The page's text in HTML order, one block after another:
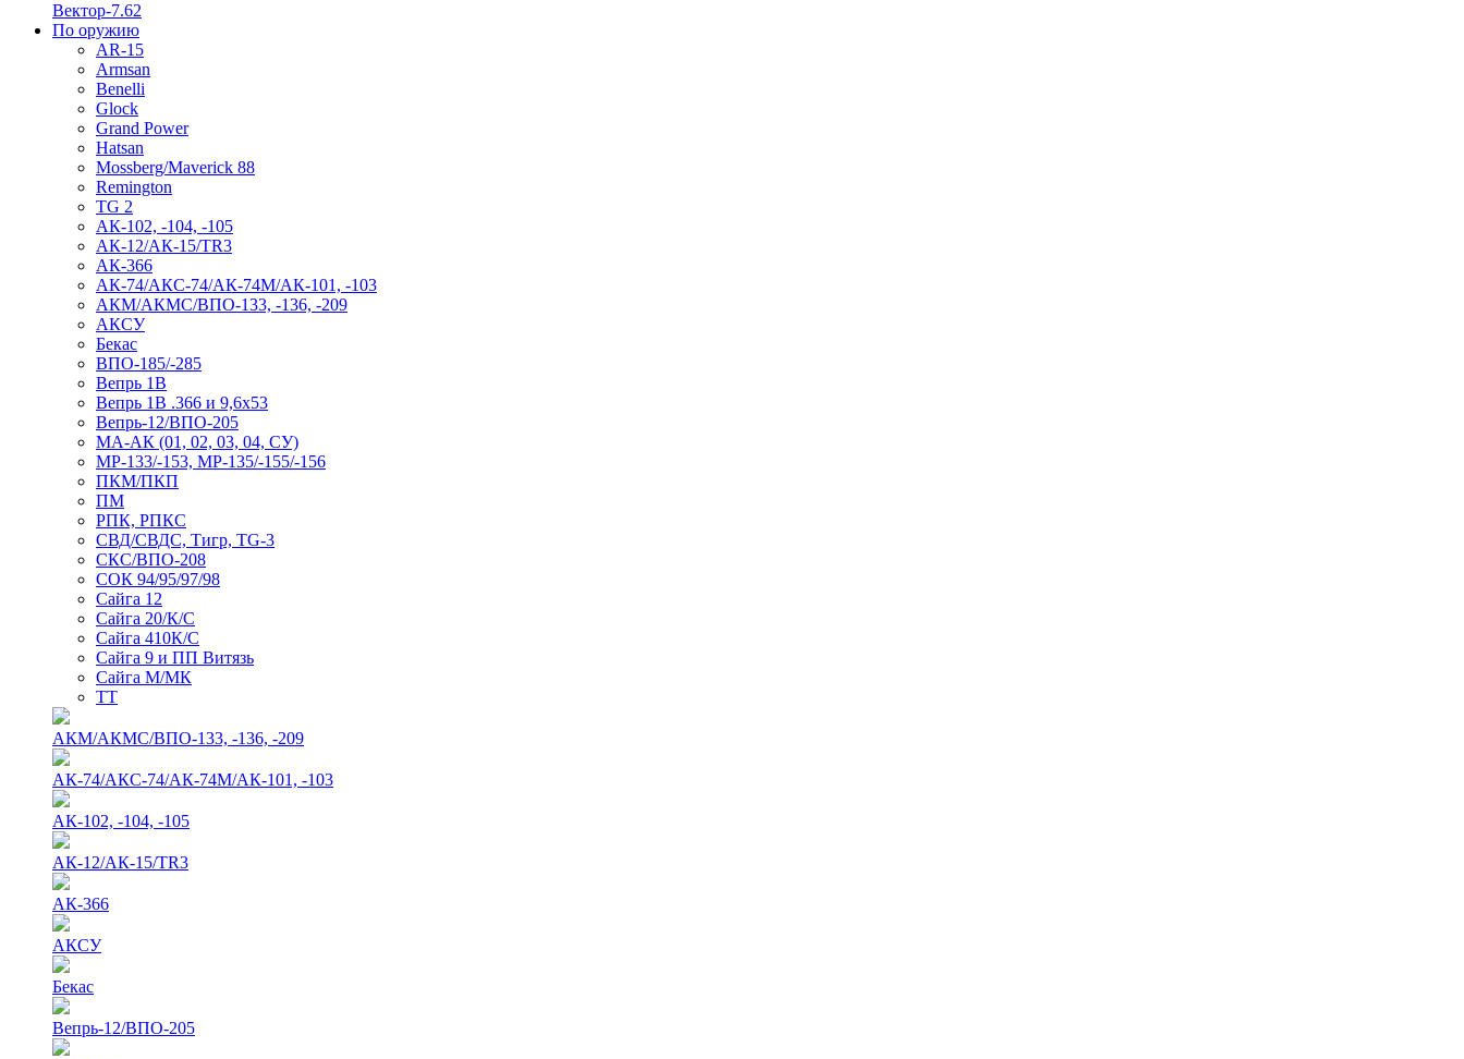
Вектор-7.62
По оружию
AR-15
Armsan
Benelli
Glock
Grand Power
Hatsan
Mossberg/Maverick 88
Remington
TG 2
АК-102, -104, -105
АК-12/АК-15/TR3
АК-366
АК-74/АКС-74/АК-74М/АК-101, -103
АКМ/АКМС/ВПО-133, -136, -209
АКСУ
Бекас
ВПО-185/-285
Вепрь 1В
Вепрь 1В .366 и 9,6х53
Вепрь-12/ВПО-205
МА-АК (01, 02, 03, 04, СУ)
МР-133/-153, МР-135/-155/-156
ПКМ/ПКП
ПМ
РПК, РПКС
СВД/СВДС, Тигр, TG-3
СКС/ВПО-208
СОК 94/95/97/98
Сайга 12
Сайга 20/К/С
Сайга 410К/С
Сайга 9 и ПП Витязь
Сайга М/МК
ТТ
АКМ/АКМС/ВПО-133, -136, -209
АК-74/АКС-74/АК-74М/АК-101, -103
АК-102, -104, -105
АК-12/АК-15/TR3
АК-366
АКСУ
Бекас
Вепрь-12/ВПО-205